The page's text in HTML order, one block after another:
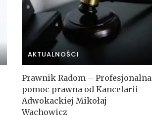
AKTUALNOŚCI
Prawnik Radom – Profesjonalna
pomoc prawna od Kancelarii
Adwokackiej Mikołaj
Wachowicz